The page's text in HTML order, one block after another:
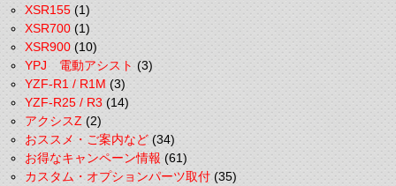
XSR155(1)
XSR700(1)
XSR900(10)
YPJ 電動アシスト(3)
YZF-R1 / R1M(3)
YZF-R25 / R3(14)
アクシスZ(2)
おススメ・ご案内など(34)
お得なキャンペーン情報(61)
カスタム・オプションパーツ取付(35)